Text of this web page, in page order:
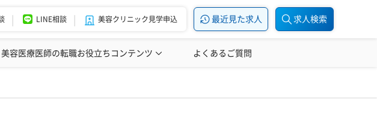
LINE相談 美容クリニック見学申込 最近見た求人 求人検索
エージェント紹介
美容医療医師の転職お役立ちコンテンツ
ックインタビュー 美容医療の転職お役立ち記事 美容医療辞典
よくあるご質問